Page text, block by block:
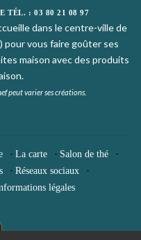
TÉL. : 03 80 21 08 97
dans le centre-ville de
pour vous faire goûter ses
maison avec des produits
peut varier ses créations.
- La carte - Salon de thé -
- Réseaux sociaux -
légales